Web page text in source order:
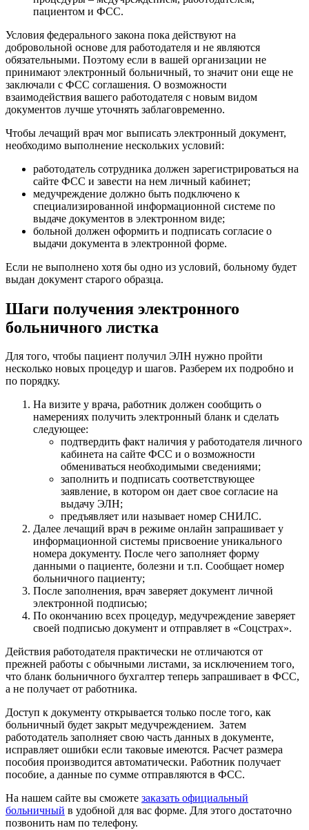
пациентом и ФСС.
Условия федерального закона пока действуют на
добровольной основе для работодателя и не являются
обязательными. Поэтому если в вашей организации не
принимают электронный больничный, то значит они еще не
заключали с ФСС соглашения. О возможности
взаимодействия вашего работодателя с новым видом
документов лучше уточнять заблаговременно.
Чтобы лечащий врач мог выписать электронный документ,
необходимо выполнение нескольких условий:
работодатель сотрудника должен зарегистрироваться на
сайте ФСС и завести на нем личный кабинет;
медучреждение должно быть подключено к
специализированной информационной системе по
выдаче документов в электронном виде;
больной должен оформить и подписать согласие о
выдачи документа в электронной форме.
Если не выполнено хотя бы одно из условий, больному будет
выдан документ старого образца.
Шаги получения электронного
больничного листка
Для того, чтобы пациент получил ЭЛН нужно пройти
несколько новых процедур и шагов. Разберем их подробно и
по порядку.
На визите у врача, работник должен сообщить о
намерениях получить электронный бланк и сделать
следующее:
подтвердить факт наличия у работодателя личного
кабинета на сайте ФСС и о возможности
обмениваться необходимыми сведениями;
заполнить и подписать соответствующее
заявление, в котором он дает свое согласие на
выдачу ЭЛН;
предъявляет или называет номер СНИЛС.
Далее лечащий врач в режиме онлайн запрашивает у
информационной системы присвоение уникального
номера документу. После чего заполняет форму
данными о пациенте, болезни и т.п. Сообщает номер
больничного пациенту;
После заполнения, врач заверяет документ личной
электронной подписью;
По окончанию всех процедур, медучреждение заверяет
своей подписью документ и отправляет в «Соцстрах».
Действия работодателя практически не отличаются от
прежней работы с обычными листами, за исключением того,
что бланк больничного бухгалтер теперь запрашивает в ФСС,
а не получает от работника.
Доступ к документу открывается только после того, как
больничный будет закрыт медучреждением. Затем
работодатель заполняет свою часть данных в документе,
исправляет ошибки если таковые имеются. Расчет размера
пособия производится автоматически. Работник получает
пособие, а данные по сумме отправляются в ФСС.
На нашем сайте вы сможете заказать официальный
больничный в удобной для вас форме. Для этого достаточно
позвонить нам по телефону.